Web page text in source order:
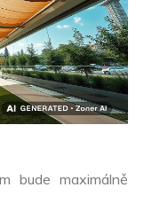
bude maximálně